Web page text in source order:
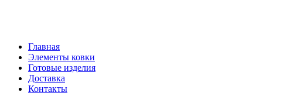
Главная
Элементы ковки
Готовые изделия
Доставка
Контакты